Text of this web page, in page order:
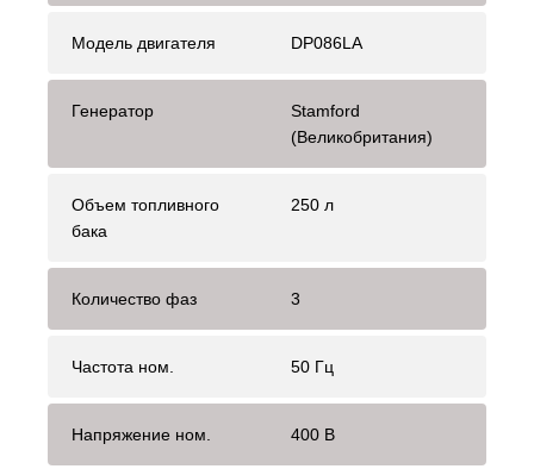
Модель двигателя DP086LA
Генератор
Stamford
(Великобритания)
Объем топливного
бака
250 л
Количество фаз 3
Частота ном. 50 Гц
Напряжение ном. 400 В